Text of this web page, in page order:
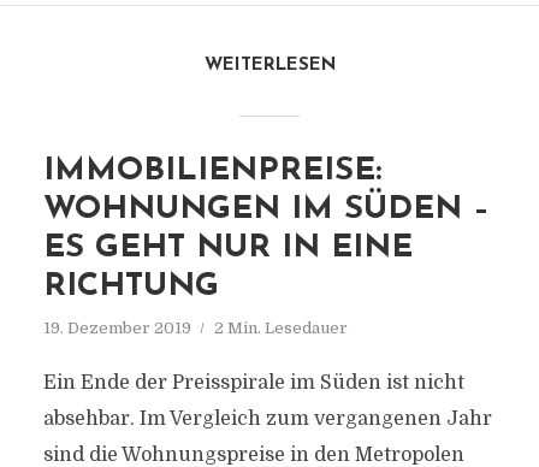
WEITERLESEN
IMMOBILIENPREISE:
WOHNUNGEN IM SÜDEN –
ES GEHT NUR IN EINE
RICHTUNG
19. Dezember 2019 2 Min. Lesedauer
Ein Ende der Preisspirale im Süden ist nicht
absehbar. Im Vergleich zum vergangenen Jahr
sind die Wohnungspreise in den Metropolen